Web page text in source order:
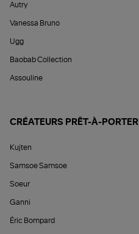
Autry
Vanessa Bruno
Ugg
Baobab Collection
Assouline
CRÉATEURS PRÊT-À-PORTER
Kujten
Samsoe Samsoe
Soeur
Ganni
Éric Bompard